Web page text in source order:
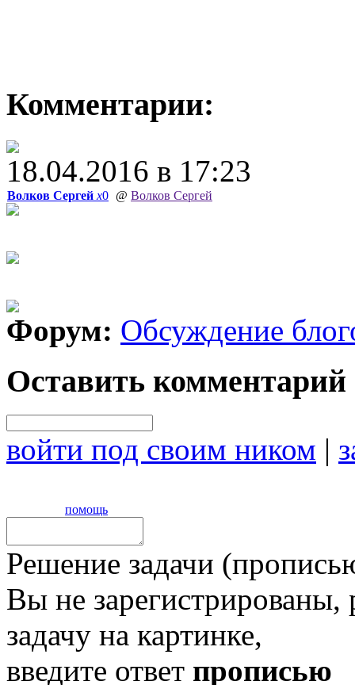
Комментарии:
18.04.2016 в 17:23
Волков Сергей x0 @ Волков Сергей
Форум: Обсуждение
Оставить комментарий
войти под своим ником |
помощь
Решение задачи
Вы не
задачу на картинке,
введите ответ прописью